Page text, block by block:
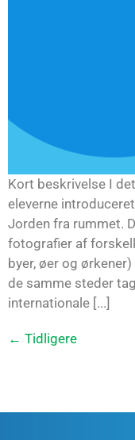
Kort beskrivelse I
eleverne
Jorden fra rummet.
fotografier af
byer, øer og
de samme steder
internationale [...]
← Tidligere